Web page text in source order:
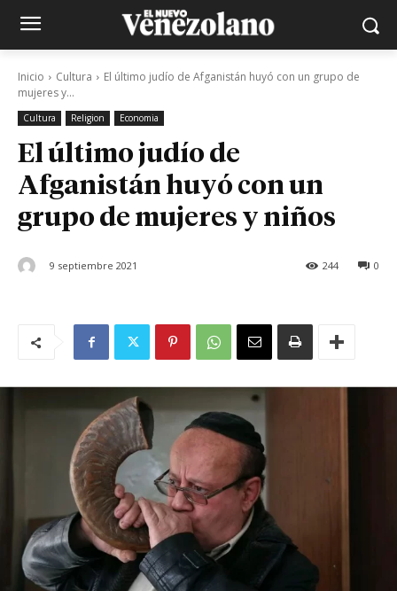
Inicio Cultura
El último judío de Afganistán huyó con un grupo de
mujeres y...
Cultura Religion Economia
El último judío de
Afganistán huyó con un
grupo de mujeres y niños
9 septiembre 2021 0
244